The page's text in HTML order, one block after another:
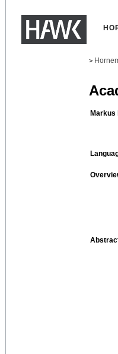
>
Markus